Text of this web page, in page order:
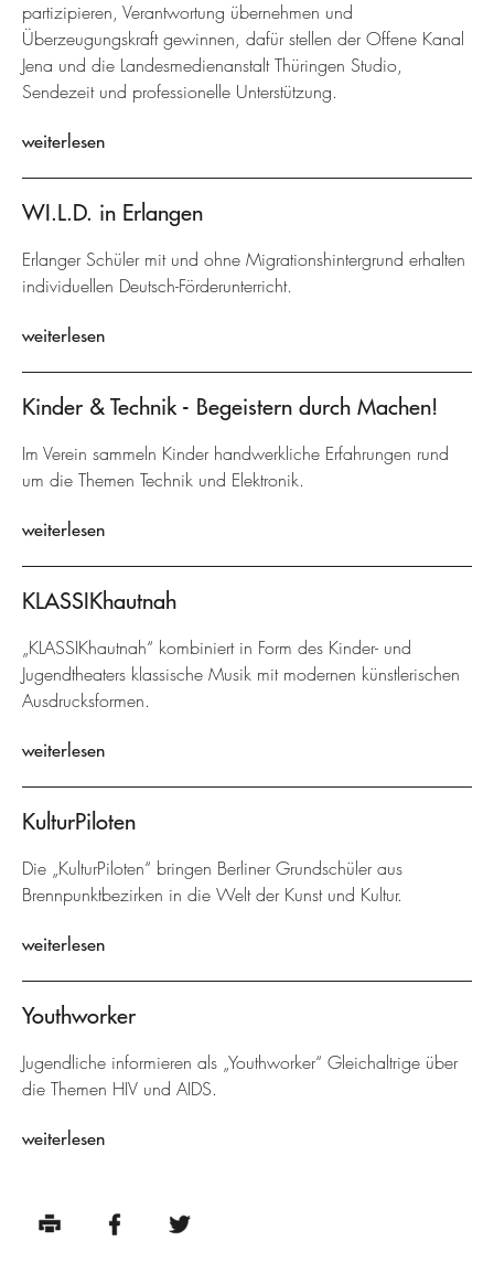
partizipieren, Verantwortung übernehmen und
Überzeugungskraft gewinnen, dafür stellen der Offene Kanal
Jena und die Landesmedienanstalt Thüringen Studio,
Sendezeit und professionelle Unterstützung.
weiterlesen
WI.L.D. in Erlangen
Erlanger Schüler mit und ohne Migrationshintergrund erhalten
individuellen Deutsch-Förderunterricht.
weiterlesen
Kinder & Technik - Begeistern durch Machen!
Im Verein sammeln Kinder handwerkliche Erfahrungen rund
um die Themen Technik und Elektronik.
weiterlesen
KLASSIKhautnah
„KLASSIKhautnah“ kombiniert in Form des Kinder- und
Jugendtheaters klassische Musik mit modernen künstlerischen
Ausdrucksformen.
weiterlesen
KulturPiloten
Die „KulturPiloten“ bringen Berliner Grundschüler aus
Brennpunktbezirken in die Welt der Kunst und Kultur.
weiterlesen
Youthworker
Jugendliche informieren als „Youthworker“ Gleichaltrige über
die Themen HIV und AIDS.
weiterlesen